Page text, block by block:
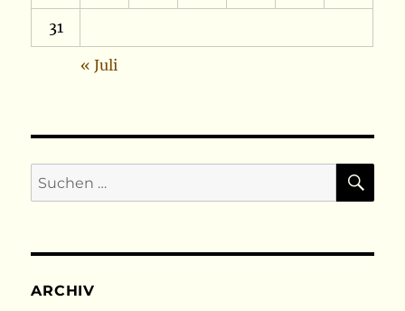
31
« Juli
Suchen
nach:
ARCHIV